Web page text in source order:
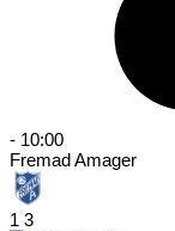
- 10:00
Fremad Amager
1 3